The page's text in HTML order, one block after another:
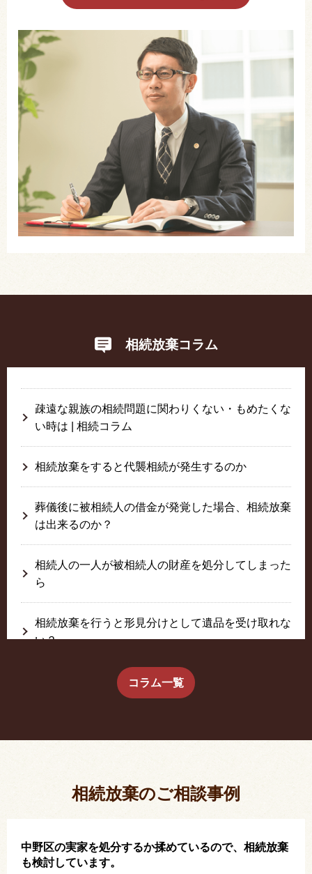
相続放棄コラム
疎遠な親族の相続問題に関わりくない・もめたくな
い時は | 相続コラム
相続放棄をすると代襲相続が発生するのか
葬儀後に被相続人の借金が発覚した場合、相続放棄
は出来るのか？
相続人の一人が被相続人の財産を処分してしまった
ら
相続放棄を行うと形見分けとして遺品を受け取れな
い？
生前に相続放棄すると約束した念書は有効か？
コラム一覧
相続放棄のご相談事例
中野区の実家を処分するか揉めているので、相続放棄
も検討しています。